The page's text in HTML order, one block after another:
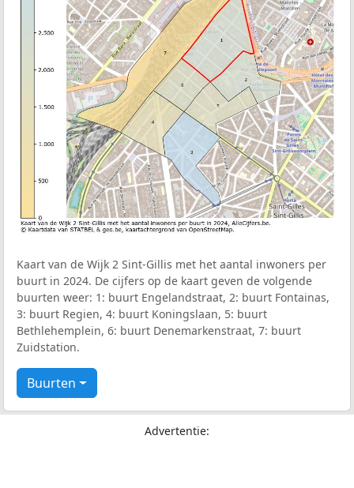
Kaart van de Wijk 2 Sint-Gillis met het aantal inwoners per
buurt in 2024. De cijfers op de kaart geven de volgende
buurten weer: 1: buurt Engelandstraat, 2: buurt Fontainas,
3: buurt Regien, 4: buurt Koningslaan, 5: buurt
Bethlehemplein, 6: buurt Denemarkenstraat, 7: buurt
Zuidstation.
Buurten
Advertentie: